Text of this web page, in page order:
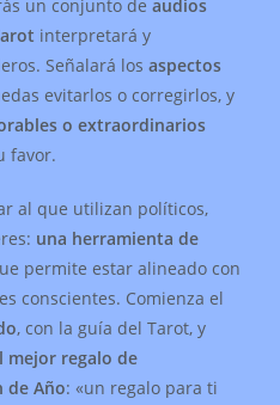
un conjunto deaudios
interpretará y
Señalará losaspectos
evitarlos o corregirlos, y
o extraordinarios
favor.
al que utilizan políticos,
una herramienta de
permite estar alineado con
conscientes. Comienza el
, con la guía del Tarot, y
mejor regalo de
de Año: «un regalo para ti